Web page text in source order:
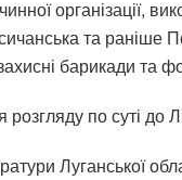
організації,
та раніше
барикади та
по суті до
Луганської